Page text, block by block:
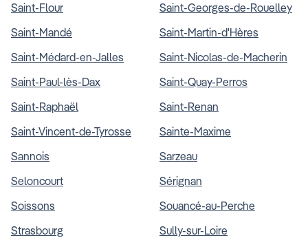
Saint-Flour
Saint-Georges-de-Rouelley
Saint-Mandé
Saint-Martin-d'Hères
Saint-Médard-en-Jalles
Saint-Nicolas-de-Macherin
Saint-Paul-lès-Dax
Saint-Quay-Perros
Saint-Raphaël
Saint-Renan
Saint-Vincent-de-Tyrosse
Sainte-Maxime
Sannois
Sarzeau
Seloncourt
Sérignan
Soissons
Souancé-au-Perche
Strasbourg
Sully-sur-Loire